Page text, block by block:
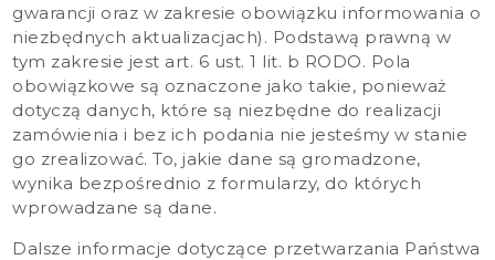
gwarancji oraz w zakresie obowiązku informowania o
niezbędnych aktualizacjach). Podstawą prawną w
tym zakresie jest art. 6 ust. 1 lit. b RODO. Pola
obowiązkowe są oznaczone jako takie, ponieważ
dotyczą danych, które są niezbędne do realizacji
zamówienia i bez ich podania nie jesteśmy w stanie
go zrealizować. To, jakie dane są gromadzone,
wynika bezpośrednio z formularzy, do których
wprowadzane są dane.
Dalsze informacje dotyczące przetwarzania Państwa